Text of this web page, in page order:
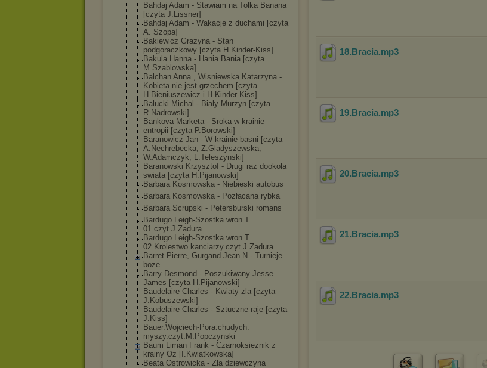
Bahdaj Adam - Stawiam na Tolka Banana
[czyta J.Lissner]
Bahdaj Adam - Wakacje z duchami [czyta
A. Szopa]
Bakiewicz Grazyna - Stan
podgoraczkowy [czyta H.Kinder-Kiss]
Bakula Hanna - Hania Bania [czyta
M.Szablowska]
Balchan Anna , Wisniewska Katarzyna -
Kobieta nie jest grzechem [czyta
H.Bieniuszewicz i H.Kinder-Kiss]
Balucki Michal - Bialy Murzyn [czyta
R.Nadrowski]
Bankova Marketa - Sroka w krainie
entropii [czyta P.Borowski]
Baranowicz Jan - W krainie basni [czyta
A.Nechrebecka, Z.Gladyszewska,
W.Adamczyk, L.Teleszynski]
Baranowski Krzysztof - Drugi raz dookola
swiata [czyta H.Pijanowski]
Barbara Kosmowska - Niebieski autobus
Barbara Kosmowska - Pozłacana rybka
Barbara Scrupski - Petersburski romans
Bardugo.Leigh-Szostka.wron.T
01.czyt.J.Zadura
Bardugo.Leigh-Szostka.wron.T
02.Krolestwo.kanciarzy.czyt.J.Zadura
Barret Pierre, Gurgand Jean N.- Turnieje
boze
Barry Desmond - Poszukiwany Jesse
James [czyta H.Pijanowski]
Baudelaire Charles - Kwiaty zla [czyta
J.Kobuszewski]
Baudelaire Charles - Sztuczne raje [czyta
J.Kiss]
Bauer.Wojciech-Pora.chudych.
myszy.czyt.M.Popczynski
Baum Liman Frank - Czarnoksieznik z
krainy Oz [I.Kwiatkowska]
Beata Ostrowicka - Zła dziewczyna
18.Bracia.mp3
19.Bracia.mp3
20.Bracia.mp3
21.Bracia.mp3
22.Bracia.mp3